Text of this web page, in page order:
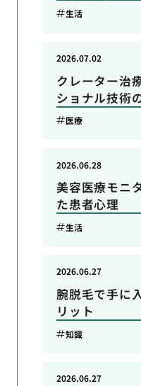
生活
クレーター治
ショナル技術
2026.07.02
医療
美容医療モニ
た患者心理
2026.06.28
生活
腕脱毛で手に
リット
2026.06.27
知識
2026.06.27